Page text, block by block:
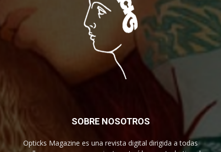
SOBRE NOSOTROS
Opticks Magazine es una revista digital dirigida a todas